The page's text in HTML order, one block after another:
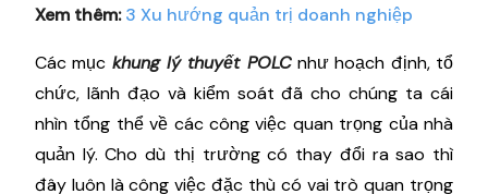
Xem thêm: 3 Xu hướng quản trị doanh nghiệp
Các mục khung lý thuyết POLCnhư hoạch định, tổ
chức, lãnh đạo và kiểm soát đã cho chúng ta cái
nhìn tổng thể về các công việc quan trọng của nhà
quản lý. Cho dù thị trường có thay đổi ra sao thì
đây luôn là công việc đặc thù có vai trò quan trọng